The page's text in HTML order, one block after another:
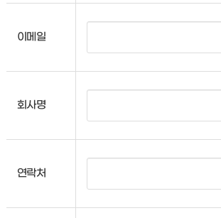
이메일
회사명
연락처